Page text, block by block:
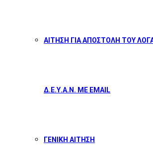
ΑΙΤΗΣΗ ΓΙΑ ΑΠΟΣΤΟΛΗ ΤΟΥ
Δ.Ε.Υ.Α.Ν. ΜΕ EMAIL
ΓΕΝΙΚΗ ΑΙΤΗΣΗ